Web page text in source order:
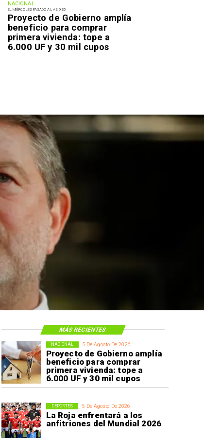
NACIONAL
EL MIÉRCOLES PASADO A LAS 9:35
Proyecto de Gobierno amplía
beneficio para comprar
primera vivienda: tope a
6.000 UF y 30 mil cupos
5 De Agosto De 2026
Proyecto de Gobierno amplía
beneficio para comprar
primera vivienda: tope a
6.000 UF y 30 mil cupos
NACIONAL
5 De Agosto De 2026
La Roja enfrentará a los
anfitriones del Mundial 2026
DEPORTES
MÁS RECIENTES